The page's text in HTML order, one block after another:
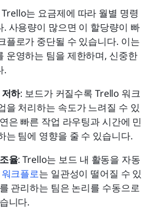
Trello는 요금제에 따라 월별 명령
. 사용량이 많으면 이 할당량이 빠
플로가 중단될 수 있습니다. 이는
운영하는 팀을 제한하며, 신중한
.
하: 보드가 커질수록 Trello 워크
을 처리하는 속도가 느려질 수 있
은 빠른 작업 라우팅과 시간에 민
는 팀에 영향을 줄 수 있습니다.
율: Trello는 보드 내 활동을 자동
크플로는 일관성이 떨어질 수 있
관리하는 팀은 논리를 수동으로
니다.